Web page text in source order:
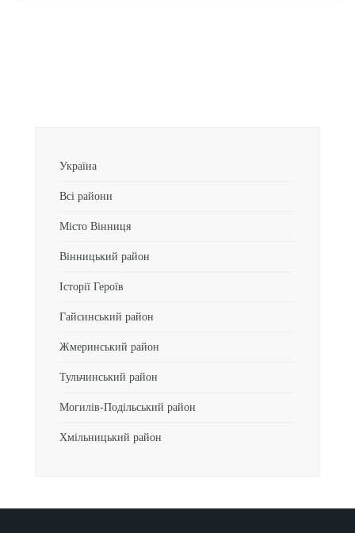
Україна
Всі райони
Місто Вінниця
Вінницький район
Історії Героїв
Гайсинський район
Жмеринський район
Тульчинський район
Могилів-Подільський район
Хмільницький район